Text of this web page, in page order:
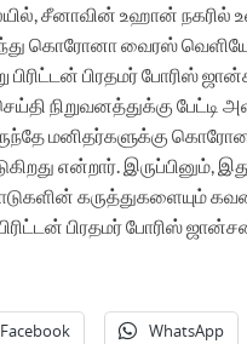
சீனாவின் உஹான் நகரில்
கொரோனா வைரஸ்
பிரதமர் போரிஸ்
நிறுவனத்துக்கு பேட்டி
மனிதர்களுக்கு
என்றார். இருப்பினும்,
கருத்துகளையும்
பிரதமர் போரிஸ்
Facebook WhatsApp